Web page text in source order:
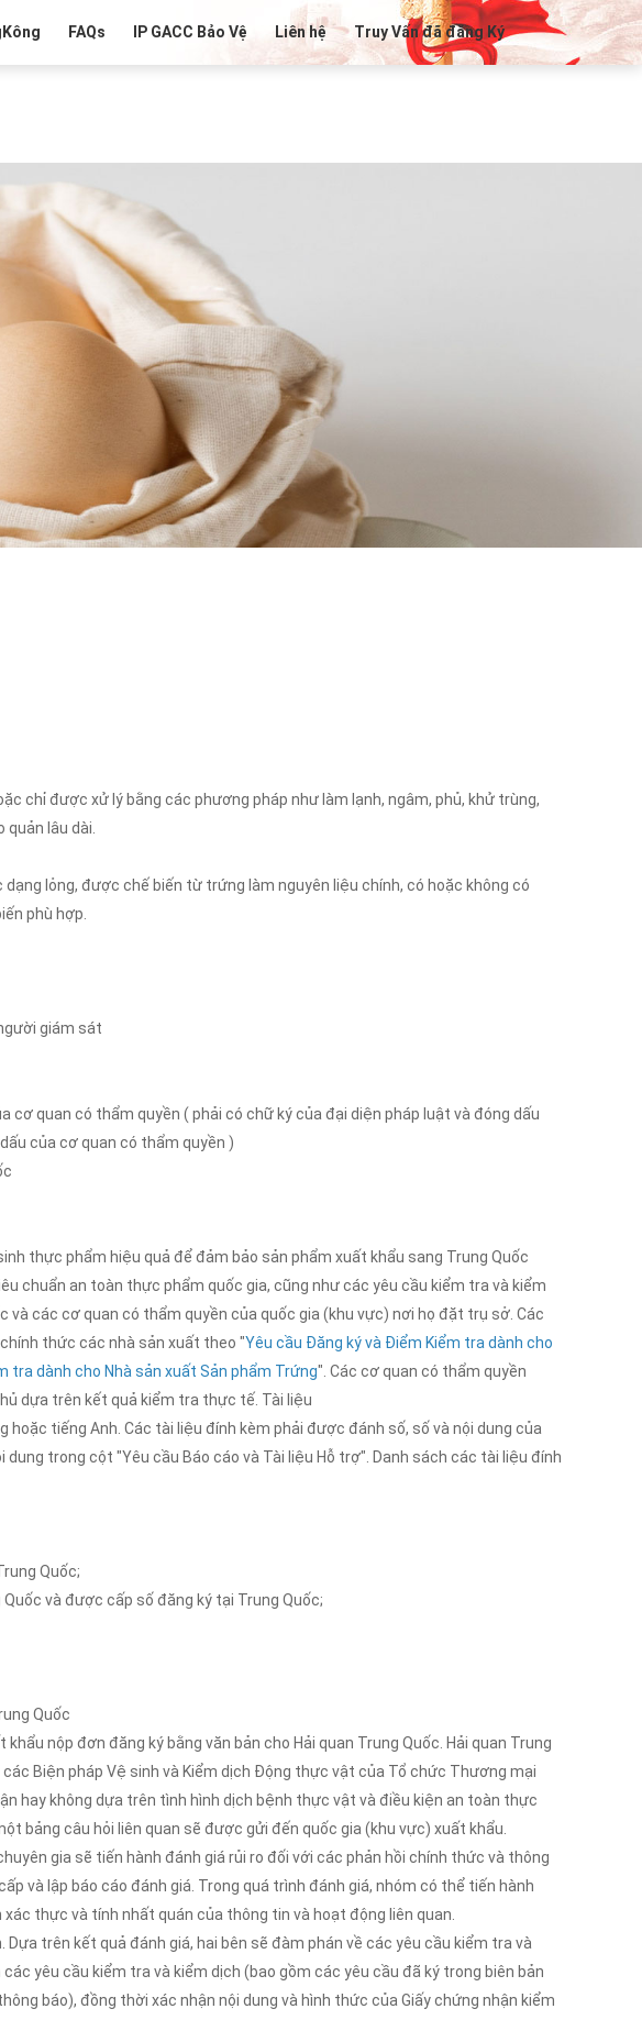
FAQs IP GACC Bảo Vệ Liên hệ Truy Vấn đã đăng Ký
chỉ được xử lý bằng các phương pháp như làm lạnh, ngâm, phủ, khử trùng,
lâu dài.
lỏng, được chế biến từ trứng làm nguyên liệu chính, có hoặc không có
phù hợp.
giám sát
cơ quan có thẩm quyền ( phải có chữ ký của đại diện pháp luật và đóng dấu
của cơ quan có thẩm quyền )
thực phẩm hiệu quả để đảm bảo sản phẩm xuất khẩu sang Trung Quốc
chuẩn an toàn thực phẩm quốc gia, cũng như các yêu cầu kiểm tra và kiểm
và các cơ quan có thẩm quyền của quốc gia (khu vực) nơi họ đặt trụ sở. Các
thức các nhà sản xuất theo "Yêu cầu Đăng ký và Điểm Kiểm tra dành cho
tra dành cho Nhà sản xuất Sản phẩm Trứng". Các cơ quan có thẩm quyền
dựa trên kết quả kiểm tra thực tế. Tài liệu
tiếng Anh. Các tài liệu đính kèm phải được đánh số, số và nội dung của
trong cột "Yêu cầu Báo cáo và Tài liệu Hỗ trợ". Danh sách các tài liệu đính
Quốc;
và được cấp số đăng ký tại Trung Quốc;
Quốc
nộp đơn đăng ký bằng văn bản cho Hải quan Trung Quốc. Hải quan Trung
Biện pháp Vệ sinh và Kiểm dịch Động thực vật của Tổ chức Thương mại
hay không dựa trên tình hình dịch bệnh thực vật và điều kiện an toàn thực
bảng câu hỏi liên quan sẽ được gửi đến quốc gia (khu vực) xuất khẩu.
gia sẽ tiến hành đánh giá rủi ro đối với các phản hồi chính thức và thông
và lập báo cáo đánh giá. Trong quá trình đánh giá, nhóm có thể tiến hành
thực và tính nhất quán của thông tin và hoạt động liên quan.
trên kết quả đánh giá, hai bên sẽ đàm phán về các yêu cầu kiểm tra và
yêu cầu kiểm tra và kiểm dịch (bao gồm các yêu cầu đã ký trong biên bản
báo), đồng thời xác nhận nội dung và hình thức của Giấy chứng nhận kiểm